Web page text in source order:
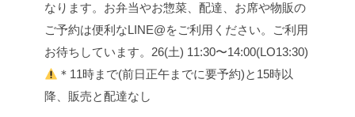
なります。 お弁当やお惣菜、配達、お席や物販の
ご予約は便利なLINE@をご利用ください。
ご利用
お待ちしています。 26(土) 11:30〜14:00(LO13:30)
＊11時まで(前日正午までに要予約)と15時以
降、販売と配達なし